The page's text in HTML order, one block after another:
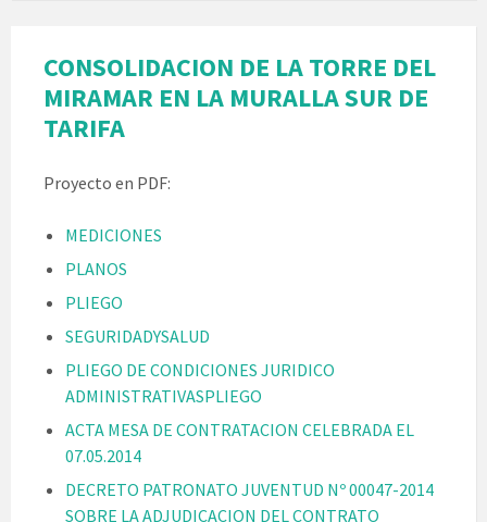
CONSOLIDACION DE LA TORRE DEL
MIRAMAR EN LA MURALLA SUR DE
TARIFA
Proyecto en PDF:
MEDICIONES
PLANOS
PLIEGO
SEGURIDADYSALUD
PLIEGO DE CONDICIONES JURIDICO
ADMINISTRATIVASPLIEGO
ACTA MESA DE CONTRATACION CELEBRADA EL
07.05.2014
DECRETO PATRONATO JUVENTUD Nº 00047-2014
SOBRE LA ADJUDICACION DEL CONTRATO